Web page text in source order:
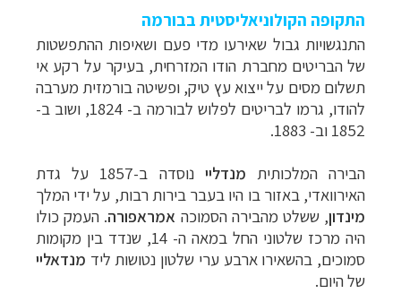
התקופה הקולוניאליסטית בבורמה
התנגשויות גבול שאירעו מדי פעם ושאיפות ההתפשטות
של הבריטים מחברת הודו המזרחית, בעיקר על רקע אי
תשלום מסים על ייצוא עץ טיק, ופשיטה בורמזית מערבה
להודו, גרמו לבריטים לפלוש לבורמה ב- 1824, ושוב ב-
1852 וב- 1883.
הבירההמלכותית מנדליינוסדה ב-1857
על גדת
האירוואדי, באזור בו היו בעבר בירות רבות, על ידי המלך
מינדון,ששלט מהבירה הסמוכה אמראפורה. העמק כולו
היה מרכז שלטוני החל במאה
ה- 14, שנדד בין מקומות
סמוכים, בהשאירו ארבע ערי שלטון נטושות ליד מנדאליי
שלהיום.
תכנוןטיולים למזרח הרחוק לחצו לרשימת יעדים »